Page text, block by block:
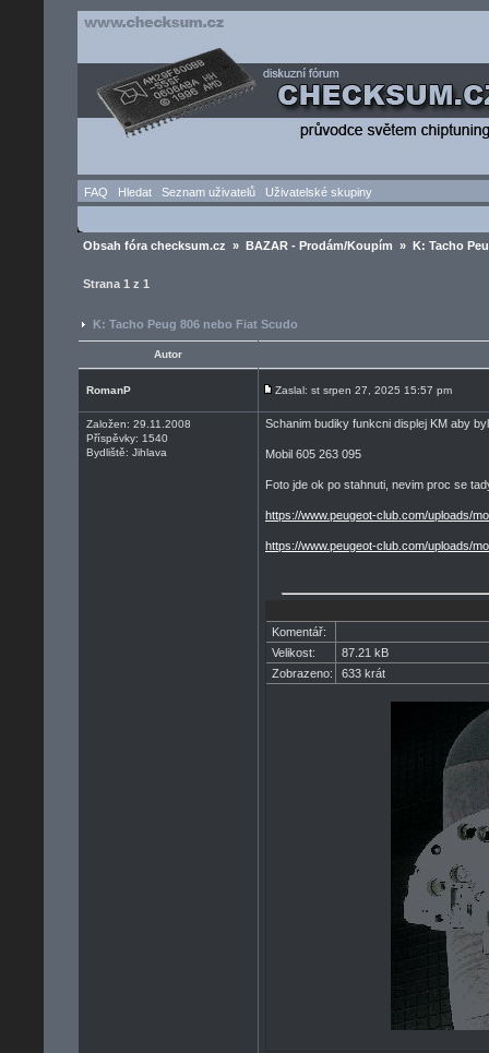
FAQ Hledat Seznam uživatelů Uživatelské skupiny
Obsah fóra checksum.cz » BAZAR - Prodám/Koupím » K: Tacho
Strana 1 z 1
K: Tacho Peug 806 nebo Fiat Scudo
Autor
RomanP Zaslal: st srpen 27, 2025 15:57 pm
Založen: 29.11.2008
Příspěvky: 1540
Bydliště: Jihlava
Schanim budiky funkcni displej KM aby
Mobil 605 263 095
Foto jde ok po stahnuti, nevim proc se
https://www.peugeot-club.com/uploads/
https://www.peugeot-club.com/uploads/
Komentář:
Velikost:
87.21 kB
Zobrazeno:
633 krát